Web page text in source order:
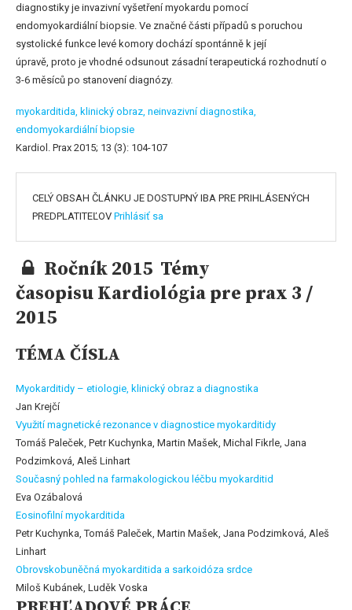
diagnostiky je invazivní vyšetření myokardu pomocí
endomyokardiální biopsie. Ve značné části případů s poruchou
systolické funkce levé komory dochází spontánně k její
úpravě, proto je vhodné odsunout zásadní terapeutická rozhodnutí o
3-6 měsíců po stanovení diagnózy.
myokarditida, klinický obraz, neinvazivní diagnostika,
endomyokardiální biopsie
Kardiol. Prax 2015; 13 (3): 104-107
CELÝ OBSAH ČLÁNKU JE DOSTUPNÝ IBA PRE PRIHLÁSENÝCH
PREDPLATITEĽOV Prihlásiť sa
Ročník 2015 Témy
časopisu Kardiológia pre prax 3 /
2015
TÉMA ČÍSLA
Myokarditidy – etiologie, klinický obraz a diagnostika
Jan Krejčí
Využití magnetické rezonance v diagnostice myokarditidy
Tomáš Paleček, Petr Kuchynka, Martin Mašek, Michal Fikrle, Jana
Podzimková, Aleš Linhart
Současný pohled na farmakologickou léčbu myokarditid
Eva Ozábalová
Eosinofilní myokarditida
Petr Kuchynka, Tomáš Paleček, Martin Mašek, Jana Podzimková, Aleš
Linhart
Obrovskobuněčná myokarditida a sarkoidóza srdce
Miloš Kubánek, Luděk Voska